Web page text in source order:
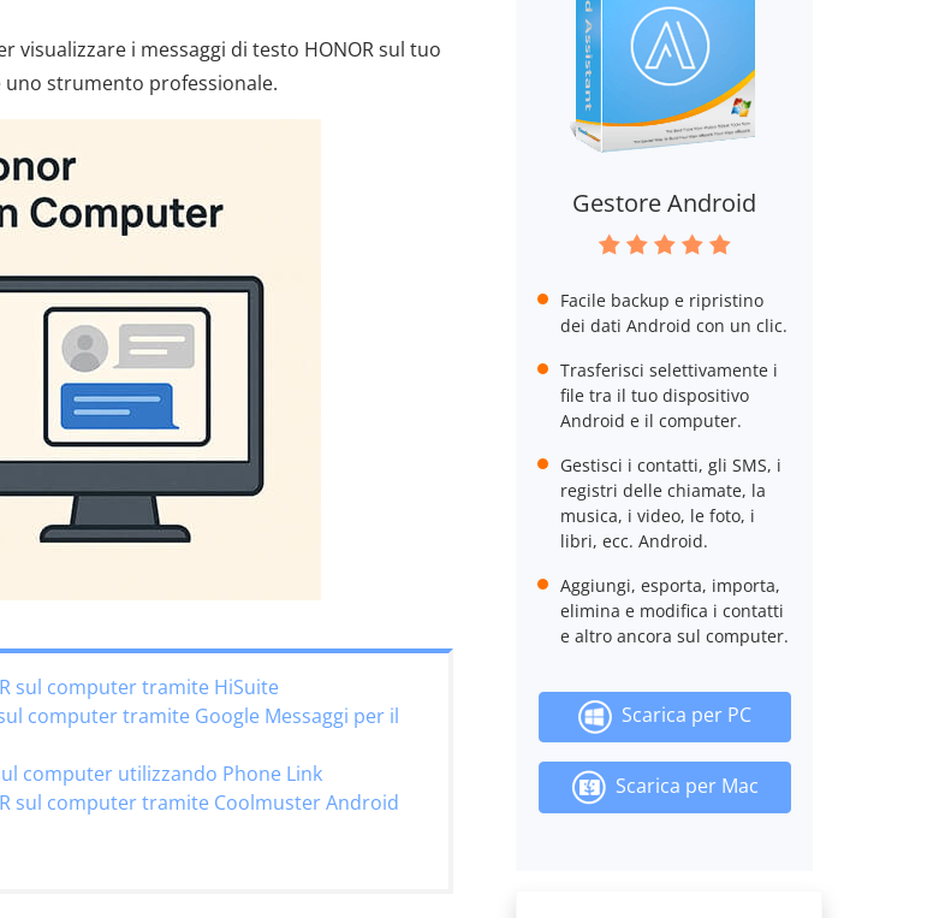
i messaggi di testo HONOR sul tuo
uno strumento professionale.
sul computer tramite HiSuite
computer tramite Google Messaggi per il
computer utilizzando Phone Link
sul computer tramite Coolmuster Android
Gestore Android
Facile backup e ripristino
dei dati Android con un clic.
Trasferisci selettivamente i
file tra il tuo dispositivo
Android e il computer.
Gestisci i contatti, gli SMS, i
registri delle chiamate, la
musica, i video, le foto, i
libri, ecc. Android.
Aggiungi, esporta, importa,
elimina e modifica i contatti
e altro ancora sul computer.
Scarica per PC
Scarica per Mac